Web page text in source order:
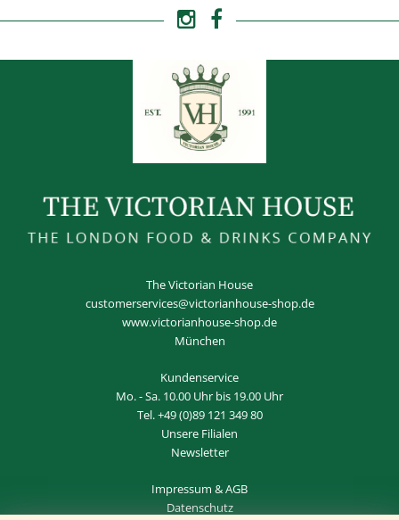
The Victorian House
customerservices@victorianhouse-shop.de
www.victorianhouse-shop.de
München
Kundenservice
Mo. - Sa. 10.00 Uhr bis 19.00 Uhr
Tel.+49 (0)89 121 349 80
Unsere Filialen
Newsletter
Impressum &AGB
Datenschutz